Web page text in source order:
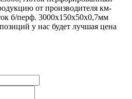
от производителя км-
б/перф. 3000х150х50х0,7мм
у нас будет лучшая цена